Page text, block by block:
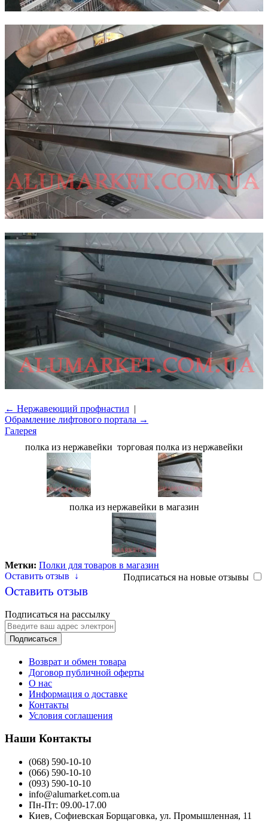
← Нержавеющий профнастил |
Обрамление лифтового портала →
Галерея
полка из нержавейки торговая полка из нержавейки
полка из нержавейки в магазин
Метки: Полки для товаров в магазин
Подписаться на новые отзывы
Оставить отзыв ↓
Оставить отзыв
Подписаться на рассылку
Подписаться
Возврат и обмен товара
Договор публичной оферты
О нас
Информация о доставке
Контакты
Условия соглашения
Наши Контакты
(068) 590-10-10
(066) 590-10-10
(093) 590-10-10
info@alumarket.com.ua
Пн-Пт: 09.00-17.00
Киев, Софиевская Борщаговка, ул. Промышленная, 11